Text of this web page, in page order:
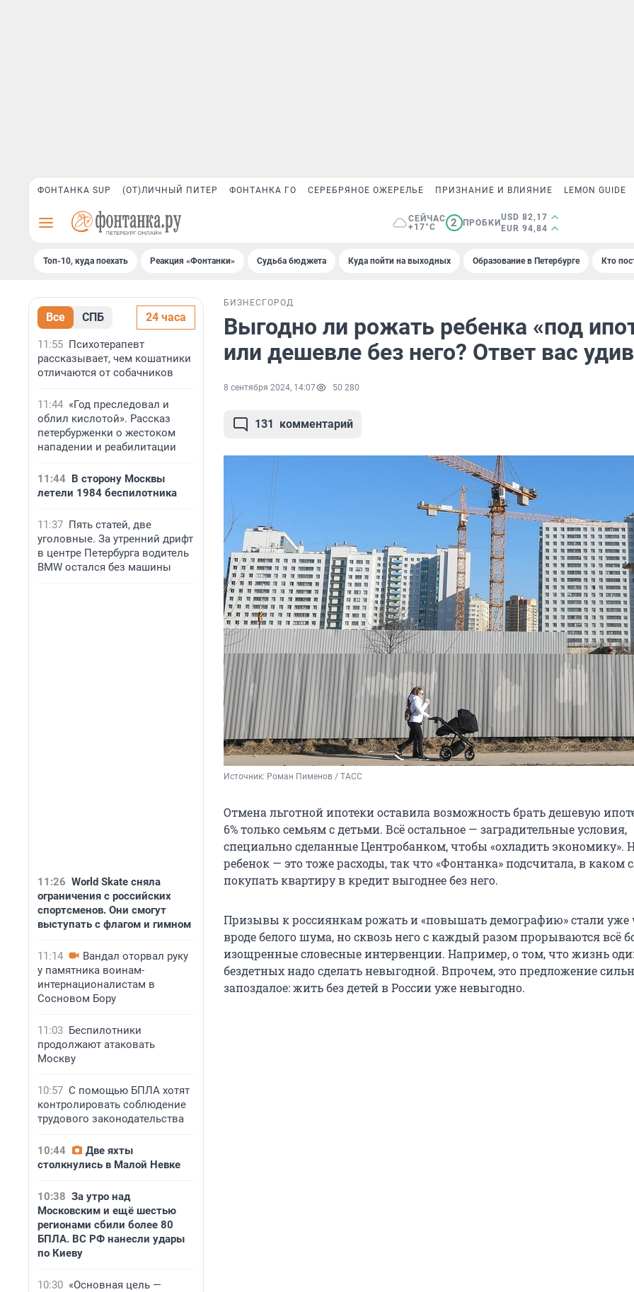
ФОНТАНКА SUP (ОТ)ЛИЧНЫЙ ПИТЕР ФОНТАНКА ГО СЕРЕБРЯНОЕ ОЖЕРЕЛЬЕ ПРИЗНАНИЕ И ВЛИЯНИЕ LEMON GUIDE
СЕЙЧАС
+17°C
2 ПРОБКИ
USD 82,17
EUR 94,84
Топ-10, куда поехать Реакция «Фонтанки» Судьба бюджета Куда пойти на выходных Образование в Петербурге Кто
Все СПБ 24 часа
11:55 Психотерапевт
рассказывает, чем кошатники
отличаются от собачников
11:44 «Год преследовал и
облил кислотой». Рассказ
петербурженки о жестоком
нападении и реабилитации
11:44 В сторону Москвы
летели 1984 беспилотника
11:37 Пять статей, две
уголовные. За утренний дрифт
в центре Петербурга водитель
BMW остался без машины
11:26 World Skate сняла
ограничения с российских
спортсменов. Они смогут
выступать с флагом и гимном
11:14
Вандал оторвал руку
у памятника воинам-
интернационалистам в
Сосновом Бору
11:03 Беспилотники
продолжают атаковать
Москву
10:57 С помощью БПЛА хотят
контролировать соблюдение
трудового законодательства
10:44
Две яхты
столкнулись в Малой Невке
10:38 За утро над
Московским и ещё шестью
регионами сбили более 80
БПЛА. ВС РФ нанесли удары
по Киеву
10:30 «Основная цель —
БИЗНЕС ГОРОД
Выгодно ли рожать ребенка «под
или дешевле без него? Ответ вас
8 сентября 2024, 14:07 50 280
131 комментарий
Источник: Роман Пименов / ТАСС
Отмена льготной ипотеки оставила возможность брать дешевую
6% только семьям с детьми. Всё остальное — заградительные условия,
специально сделанные Центробанком, чтобы «охладить экономику».
ребенок — это тоже расходы, так что «Фонтанка» подсчитала, в каком
покупать квартиру в кредит выгоднее без него.
Призывы к россиянкам рожать и «повышать демографию» стали уже
вроде белого шума, но сквозь него с каждый разом прорываются всё
изощренные словесные интервенции. Например, о том, что жизнь
бездетных надо сделать невыгодной. Впрочем, это предложение
запоздалое: жить без детей в России уже невыгодно.